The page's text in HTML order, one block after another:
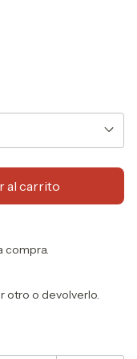
compra.
otro o devolverlo.